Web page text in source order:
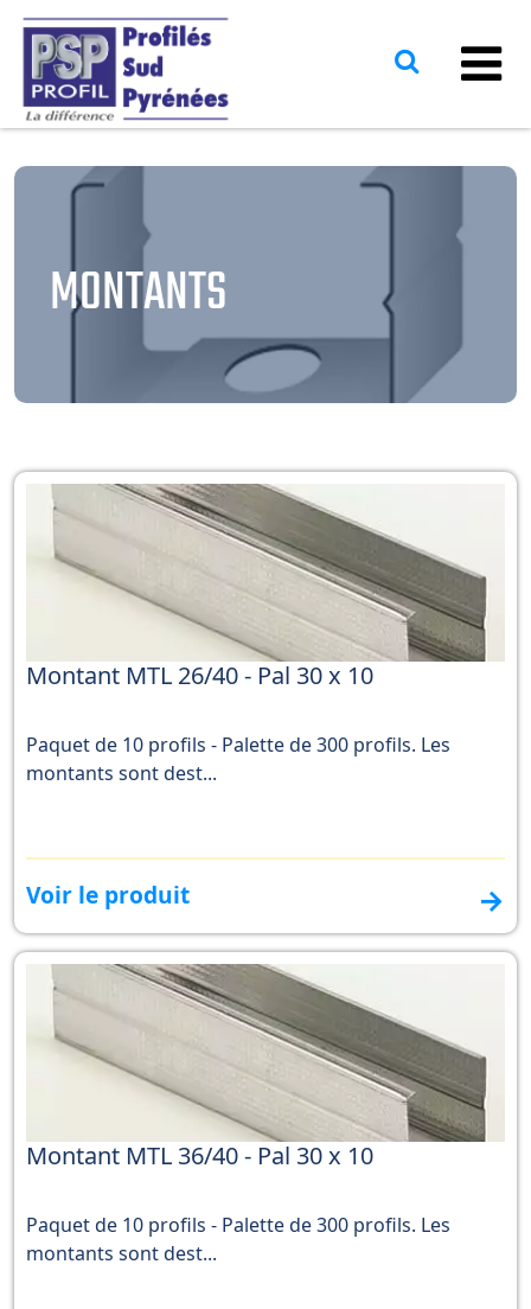
MONTANTS
Montant MTL 26/40 - Pal 30 x 10
Paquet de 10 profils - Palette de 300 profils. Les
montants sont dest...
Voir le produit →
Montant MTL 36/40 - Pal 30 x 10
Paquet de 10 profils - Palette de 300 profils. Les
montants sont dest...